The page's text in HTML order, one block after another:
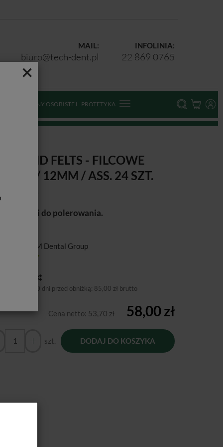
×
INFOLINIA:
22 869 0765
MAIL:
biuro@tech-dent.pl
OCHRONY OSOBISTEJ PROTETYKA
FELTS - FILCOWE
8 / 12MM / ASS. 24 SZT.
dyski do polerowania.
FGM Dental Group
cena 30 dni przed obniżką: 85,00 zł brutto
Cena netto: 53,70 zł 58,00 zł
szt. DODAJ DO KOSZYKA